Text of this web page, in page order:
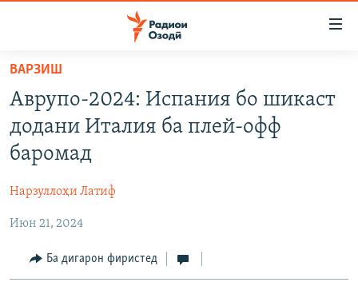
Ҷаҳиш
мояи
аслӣ
Ҷаҳиш
ба
феҳристи
аслӣ
Ҷаҳиш
ҷустор
СИЁСАТ
ҚАЗИЯИ "КРОКУС"
ОСИЁИ МАРКАЗӢ
ФАРҲАНГ
ГАПИ ОЗОД
РӮЗГОРИ МУҲОҶИР
ТАҲҚИҚОТ
ҶАНГ ДАР УКРАИНА
НАЗАРИ МАРДУМ
ВАРЗИШ
Аврупо-2024: Испания бо шикаст
додани Италия ба плей-офф
баромад
Нарзуллоҳи Латиф
Июн 21, 2024
Ба дигарон фиристед